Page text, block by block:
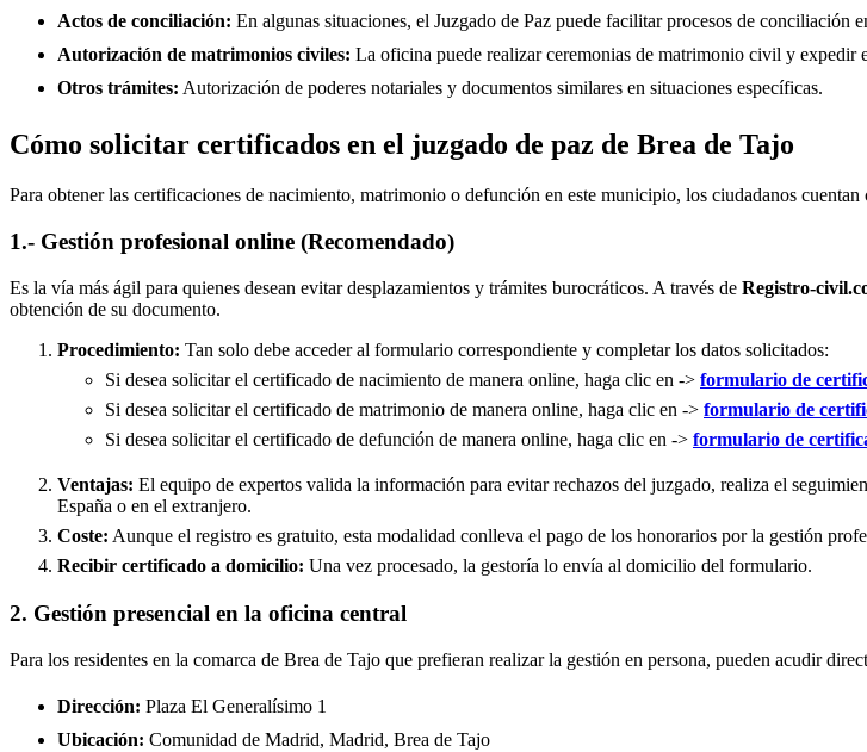
Actos de conciliación: En algunas situaciones, el Juzgado de Paz puede facilitar procesos de conciliación
Autorización de matrimonios civiles: La oficina puede realizar ceremonias de matrimonio civil y expedir
Otros trámites: Autorización de poderes notariales y documentos similares en situaciones específicas.
Cómo solicitar certificados en el juzgado de paz de Brea de Tajo
Para obtener las certificaciones de nacimiento, matrimonio o defunción en este municipio, los ciudadanos
1.- Gestión profesional online (Recomendado)
Es la vía más ágil para quienes desean evitar desplazamientos y trámites burocráticos. A través de Registro-
obtención de su documento.
Procedimiento: Tan solo debe acceder al formulario correspondiente y completar los datos solicitados:
Si desea solicitar el certificado de nacimiento de manera online, haga clic en -> formulario de
Si desea solicitar el certificado de matrimonio de manera online, haga clic en -> formulario de
Si desea solicitar el certificado de defunción de manera online, haga clic en -> formulario de
Ventajas: El equipo de expertos valida la información para evitar rechazos del juzgado, realiza el
España o en el extranjero.
Coste: Aunque el registro es gratuito, esta modalidad conlleva el pago de los honorarios por la gestión
Recibir certificado a domicilio: Una vez procesado, la gestoría lo envía al domicilio del formulario.
2. Gestión presencial en la oficina central
Para los residentes en la comarca de Brea de Tajo que prefieran realizar la gestión en persona, pueden acudir
Dirección: Plaza El Generalísimo 1
Ubicación: Comunidad de Madrid, Madrid, Brea de Tajo